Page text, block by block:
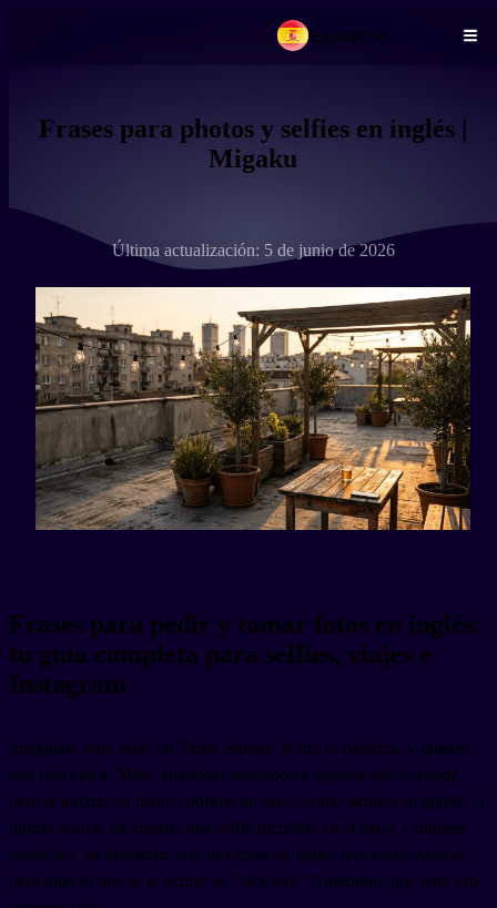
Español
Frases para photos y selfies en inglés |
Migaku
Última actualización: 5 de junio de 2026
Frases para pedir y tomar fotos en inglés:
tu guía completa para selfies, viajes e
Instagram
Imagínate esto: estás en Times Square, la luz es perfecta, y quieres
una foto épica. Miras alrededor buscando a alguien que te ayude,
pero te quedas en blanco porque no sabes cómo pedirlo en inglés. O
quizás acabas de tomarte una selfie increíble en la playa y quieres
publicarla en Instagram con una frase en inglés que suene natural,
pero todo lo que se te ocurre es "nice day". Tranquilo, que para eso